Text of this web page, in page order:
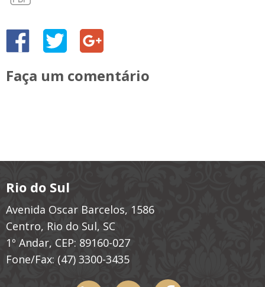
Faça um comentário
Rio do Sul
Avenida Oscar Barcelos, 1586
Centro, Rio do Sul, SC
1º Andar, CEP: 89160-027
Fone/Fax: (47) 3300-3435